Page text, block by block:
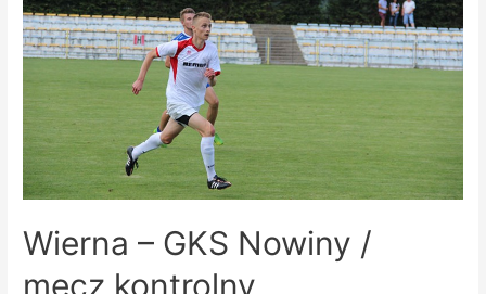
Wierna – GKS Nowiny /
mecz kontrolny